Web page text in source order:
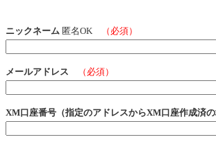
ニックネーム 匿名OK （必須）
メールアドレス （必須）
XM口座番号（指定のアドレスからXM口座作成済の